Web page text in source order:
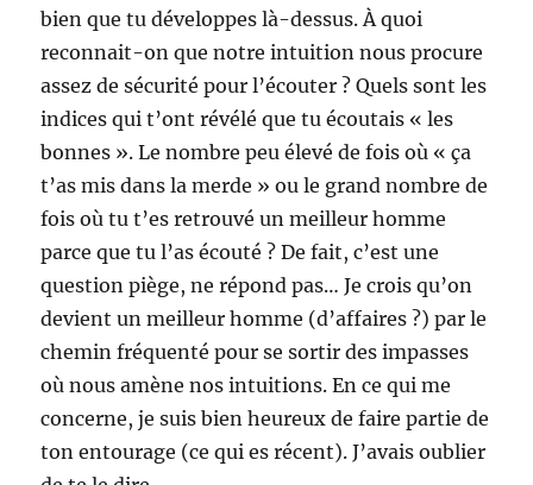
bien que tu développes là-dessus. À quoi
reconnait-on que notre intuition nous procure
assez de sécurité pour l’écouter ? Quels sont les
indices qui t’ont révélé que tu écoutais « les
bonnes ». Le nombre peu élevé de fois où « ça
t’as mis dans la merde » ou le grand nombre de
fois où tu t’es retrouvé un meilleur homme
parce que tu l’as écouté ? De fait, c’est une
question piège, ne répond pas… Je crois qu’on
devient un meilleur homme (d’affaires ?) par le
chemin fréquenté pour se sortir des impasses
où nous amène nos intuitions. En ce qui me
concerne, je suis bien heureux de faire partie de
ton entourage (ce qui es récent). J’avais oublier